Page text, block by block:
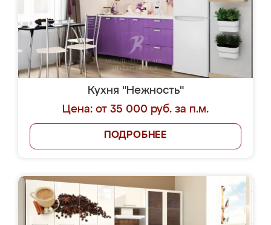
Кухня "Нежность"
Цена: от 35 000 руб. за п.м.
ПОДРОБНЕЕ